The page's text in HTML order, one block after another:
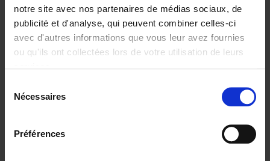
notre site avec nos partenaires de médias sociaux, de
publicité et d'analyse, qui peuvent combiner celles-ci
avec d'autres informations que vous leur avez fournies
ou qu'ils ont collectées lors de votre utilisation de leurs
Nécessaires
Préférences
€29,99
Digital marketing like a PRO -
completely revised edition (EN)